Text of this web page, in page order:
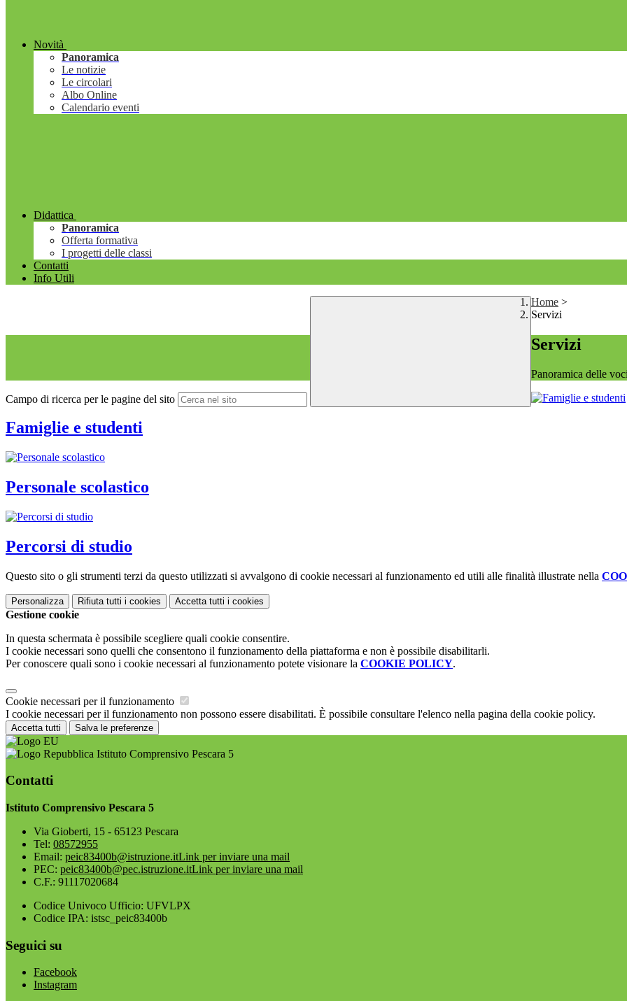
Novità
Panoramica
Le notizie
Le circolari
Albo Online
Calendario eventi
Didattica
Panoramica
Offerta formativa
I progetti delle classi
Contatti
Info Utili
Campo di ricerca per le pagine del sito
Home >
Servizi
Servizi
Panoramica delle
Famiglie e studenti
Personale scolastico
Percorsi di studio
Questo sito o gli strumenti terzi da questo utilizzati si avvalgono di cookie necessari al funzionamento ed utili alle finalità illustrate nella
Personalizza Rifiuta tutti i cookies Accetta tutti i cookies
Gestione cookie
In questa schermata è possibile scegliere quali cookie consentire.
I cookie necessari sono quelli che consentono il funzionamento della piattaforma e non è possibile disabilitarli.
Per conoscere quali sono i cookie necessari al funzionamento potete visionare la COOKIE POLICY.
Cookie necessari per il funzionamento
I cookie necessari per il funzionamento non possono essere disabilitati. È possibile consultare l'elenco nella pagina della cookie policy.
Accetta tutti Salva le preferenze
Istituto Comprensivo Pescara 5
Contatti
Istituto Comprensivo Pescara 5
Via Gioberti, 15 - 65123 Pescara
Tel: 08572955
Email: peic83400b@istruzione.itLink per inviare una mail
PEC: peic83400b@pec.istruzione.itLink per inviare una mail
C.F.: 91117020684
Codice Univoco Ufficio: UFVLPX
Codice IPA: istsc_peic83400b
Seguici su
Facebook
Instagram